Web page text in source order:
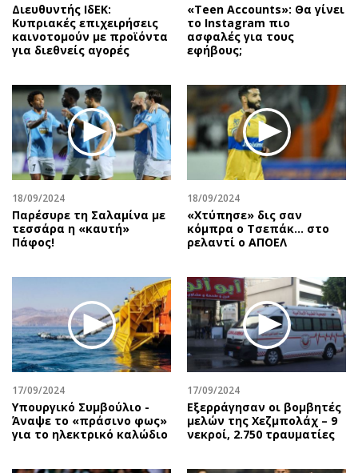
Διευθυντής ΙδΕΚ:
Κυπριακές επιχειρήσεις
καινοτομούν με προϊόντα
για διεθνείς αγορές
«Teen Accounts»: Θα γίνει
το Instagram πιο
ασφαλές για τους
εφήβους;
18/09/2024
Παρέσυρε τη Σαλαμίνα με
τεσσάρα η «καυτή»
Πάφος!
18/09/2024
«Χτύπησε» δις σαν
κόμπρα ο Τσεπάκ… στο
ρελαντί ο ΑΠΟΕΛ
17/09/2024
Υπουργικό Συμβούλιο -
Άναψε το «πράσινο φως»
για το ηλεκτρικό καλώδιο
17/09/2024
Εξερράγησαν οι βομβητές
μελών της Χεζμπολάχ – 9
νεκροί, 2.750 τραυματίες